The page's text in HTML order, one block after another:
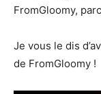
FromGloomy,
Je vous le dis
de FromGloomy !